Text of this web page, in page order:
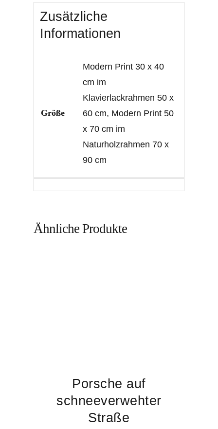
Zusätzliche
Informationen
Größe
Modern Print 30 x 40
cm im
Klavierlackrahmen 50 x
60 cm, Modern Print 50
x 70 cm im
Naturholzrahmen 70 x
90 cm
Ähnliche Produkte
Porsche auf
schneeverwehter
Straße